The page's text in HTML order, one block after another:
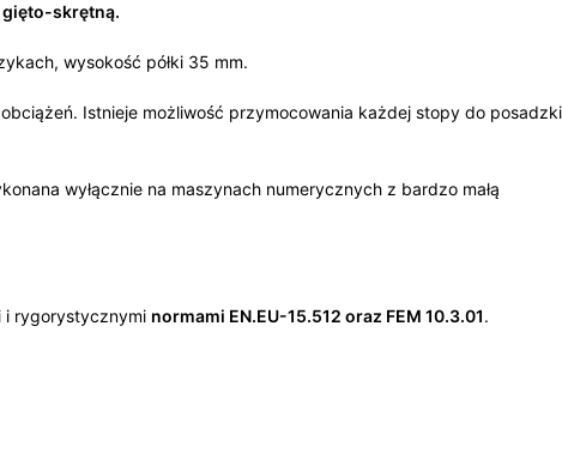
skrętną.
wysokość półki 35 mm.
Istnieje możliwość przymocowania każdej stopy do posadzki
wyłącznie na maszynach numerycznych z bardzo małą
i rygorystycznymi normami EN.EU-15.512 oraz FEM 10.3.01.